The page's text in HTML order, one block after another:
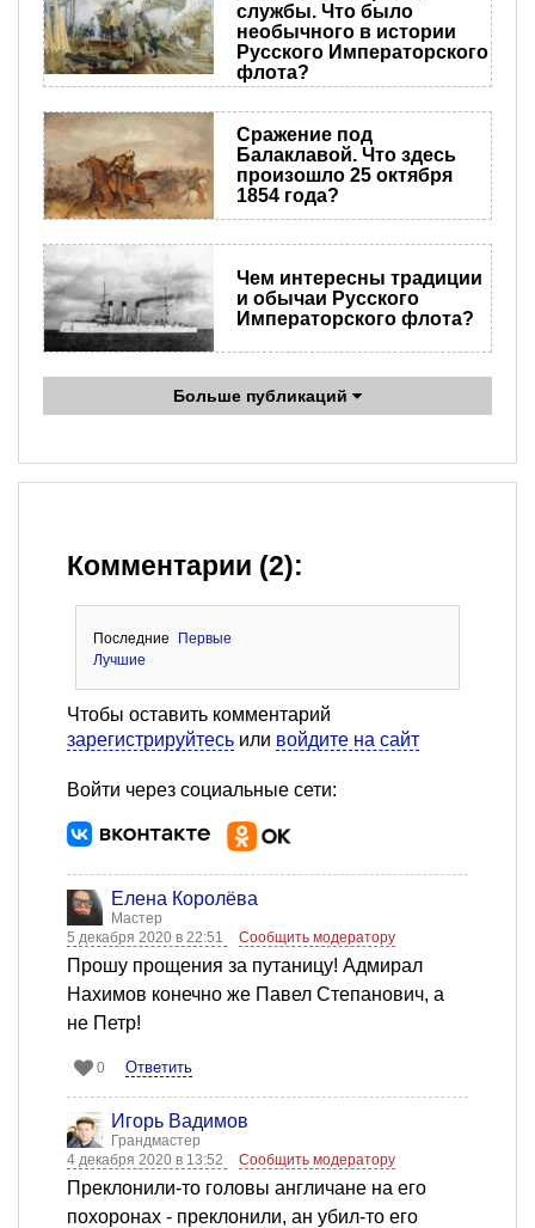
службы. Что было
необычного в истории
Русского Императорского
флота?
Сражение под
Балаклавой. Что здесь
произошло 25 октября
1854 года?
Чем интересны традиции
и обычаи Русского
Императорского флота?
Больше публикаций
Комментарии (2):
Последние
Первые
Лучшие
Чтобы оставить комментарий
зарегистрируйтесь или войдите на сайт
Войти через социальные сети:
Елена Королёва
Мастер
5 декабря 2020 в 22:51
Сообщить модератору
Прошу прощения за путаницу! Адмирал
Нахимов конечно же Павел Степанович, а
не Петр!
0 Ответить
Игорь Вадимов
Грандмастер
4 декабря 2020 в 13:52
Сообщить модератору
Преклонили-то головы англичане на его
похоронах - преклонили, ан убил-то его